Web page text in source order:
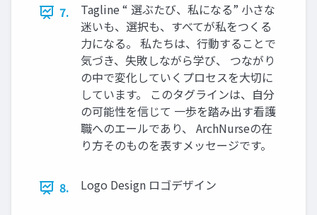
7.
Tagline “ 選ぶたび、私になる” 小さな
迷いも、選択も、すべてが私をつくる
力になる。 私たちは、行動することで
気づき、失敗しながら学び、 つながり
の中で変化していくプロセスを大切に
しています。 このタグラインは、自分
の可能性を信じて 一歩を踏み出す看護
職へのエールであり、 ArchNurseの在
り方そのものを表すメッセージです。
8. Logo Design ロゴデザイン